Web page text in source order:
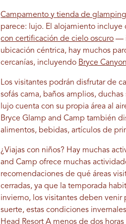
Campamento y tienda de
parece: lujo. El alojamiento
con certificación de cielo oscuro —
ubicación céntrica, hay muchos
cercanías, incluyendo Bryce
Los visitantes podrán disfrutar de
sofás cama, baños amplios,
lujo cuenta con su propia área al
Bryce Glamp and Camp también
alimentos, bebidas, artículos de
¿Viajas con niños? Hay muchas
and Camp ofrece muchas
recomendaciones de qué áreas
cerradas, ya que la temporada
invierno, los visitantes deben venir
suerte, estas condiciones
Head Resort A menos de dos